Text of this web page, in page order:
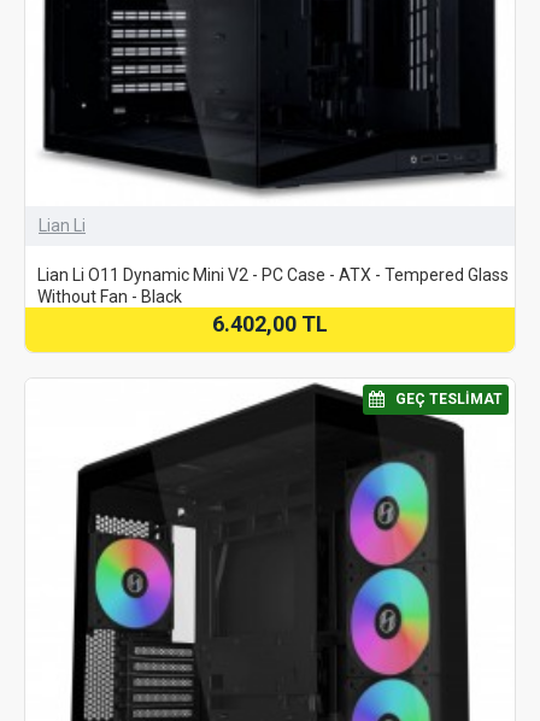
Lian Li
Lian Li O11 Dynamic Mini V2 - PC Case - ATX - Tempered Glass
Without Fan - Black
6.402,00 TL
⠀GEÇ TESLIMAT